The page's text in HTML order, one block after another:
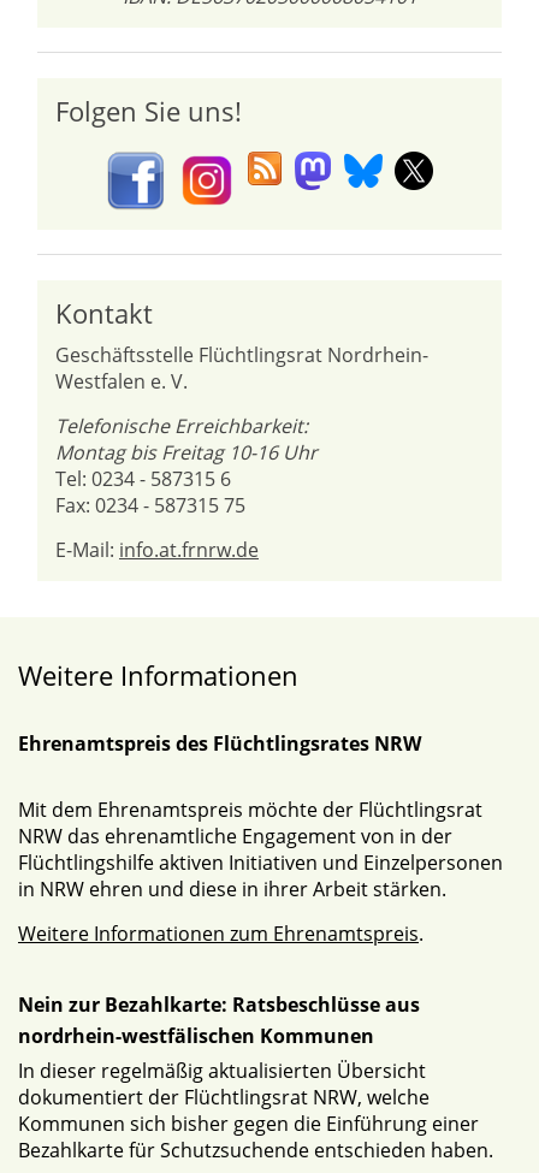
Folgen Sie uns!
Kontakt
Geschäftsstelle Flüchtlingsrat Nordrhein-
Westfalen e. V.
Telefonische Erreichbarkeit:
Montag bis Freitag 10-16 Uhr
Tel: 0234 - 587315 6
Fax: 0234 - 587315 75
E-Mail: info.at.frnrw.de
Weitere Informationen
Ehrenamtspreis des Flüchtlingsrates NRW
Mit dem Ehrenamtspreis möchte der Flüchtlingsrat
NRW das ehrenamtliche Engagement von in der
Flüchtlingshilfe aktiven Initiativen und Einzelpersonen
in NRW ehren und diese in ihrer Arbeit stärken.
Weitere Informationen zum Ehrenamtspreis.
Nein zur Bezahlkarte: Ratsbeschlüsse aus
nordrhein-westfälischen Kommunen
In dieser regelmäßig aktualisierten Übersicht
dokumentiert der Flüchtlingsrat NRW, welche
Kommunen sich bisher gegen die Einführung einer
Bezahlkarte für Schutzsuchende entschieden haben.